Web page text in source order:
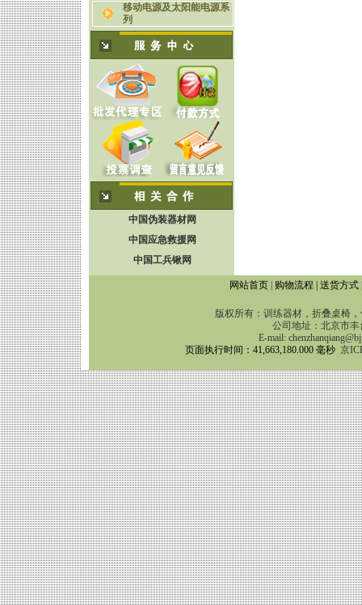
移动电源及太阳能电源系
列
中国伪装器材网
中国应急救援网
中国工兵锹网
网站首页| 购物流程 送货方式
版权所有：训练器材，折叠桌椅
公司地址：北京市丰
E-mail:
页面执行时间：41,663,180.000 毫秒 京